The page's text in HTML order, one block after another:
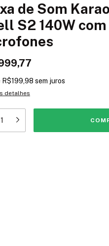
de Som
S2 140W com
R$199,98 sem juros
detalhes